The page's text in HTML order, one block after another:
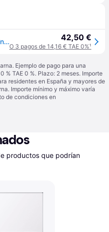
Pizarra magnÃ©tica modular sin marco Nobo 600x450mm 42,50 €
O 3 pagos de 14,16 € TAE 0%¹
Ejemplo de pago para una
TAE 0 %. Plazo: 2 meses. Importe
residentes en España y mayores de
Importe mínimo y máximo varía
de condiciones en
productos que podrían